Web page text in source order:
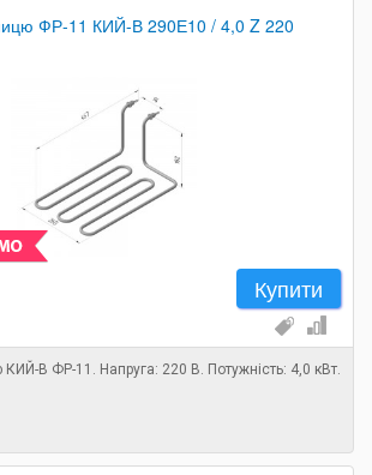
ФР-11 КИЙ-В 290Е10 / 4,0 Z 220
Купити
В ФР-11. Напруга: 220 В. Потужність: 4,0 кВт.